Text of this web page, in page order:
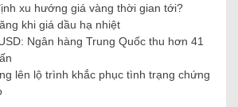
xu hướng giá vàng thời gian tới?
khi giá dầu hạ nhiệt
Ngân hàng Trung Quốc thu hơn 41
lên lộ trình khắc phục tình trạng chứng